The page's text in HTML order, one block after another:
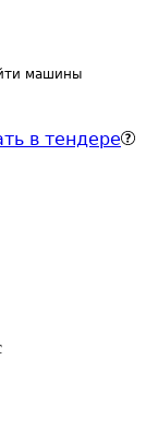
машины
в тендере